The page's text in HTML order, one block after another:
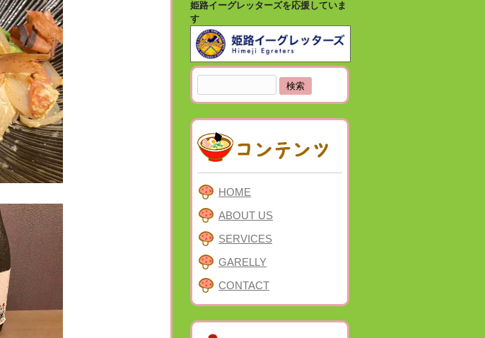
姫路イーグレッターズを応援していま
す
索:
HOME
ABOUT US
SERVICES
GARELLY
CONTACT